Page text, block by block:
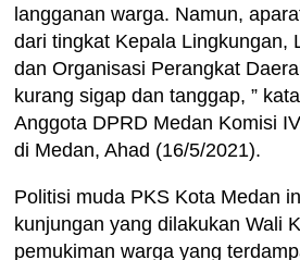
langganan warga. Namun,
dari tingkat Kepala Lingkungan,
dan Organisasi Perangkat
kurang sigap dan tanggap, ”
Anggota DPRD Medan Komisi
di Medan, Ahad (16/5/2021).
Politisi muda PKS Kota Medan
kunjungan yang dilakukan Wali
pemukiman warga yang